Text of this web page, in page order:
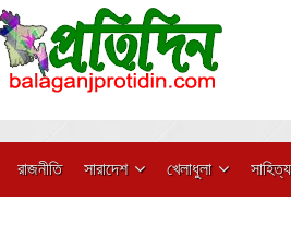
রাজনীতি সারাদেশ খেলাধুলা